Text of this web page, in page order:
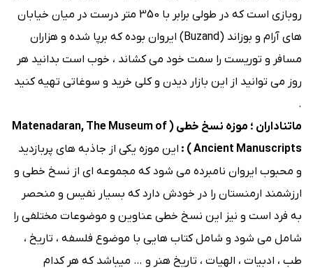
روبازی است که در طولی برابر با 350 متر درست در میان خیابان
های آرام و بوزاند (Buzand) ایروان بوده که برپا شده و هزاران
مسافر و توریست را سمت خود می کشاند ، خوب است بدانید هر
روز می توانید از این بازار دیدن و کلی خرید و سوغاتی تهیه کنید
.
ماتناداران ؛ موزه نسخ خطی ( Matenadaran, The Museum of
Ancient Manuscripts ) :
این موزه یکی از جاذبه های پربازدید
و محبوب ایروان نامبرده می شود که مجموعه ای از نسخ خطی و
ارزشمند ارمنستان را در خودش دارد که بسیار نفیس و منحصر
به فرد است و نیز این نسخ خطی عناوین و موضوعات مختلفی را
شامل می شود و شامل کتاب هایی با موضوع فلسفه ، تاریخ ،
طب ، ادبیات ، الهیات ، تاریخ هنر و … میباشد که هر کدام